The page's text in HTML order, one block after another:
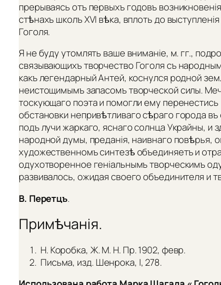
прерываясь отъ первыхъ годовъ
стѣнахъ школъ XVI вѣка, вплоть до
Гоголя.
Я не буду утомлять ваше вниманіе, м. гг.,
связывающихъ творчество Гоголя съ
какъ легендарный Антей, коснулся родной
неистощимымъ запасомъ творческой силы.
тоскующаго поэта и помогли ему
обстановки непривѣтливаго сѣраго города
подъ лучи жаркаго, яснаго солнца Украйны, и
народной думы, преданія, наивнаго повѣрья,
художественномъ синтезѣ объединяетъ и
одухотворенное геніальнымъ творческимъ
развивалось, ожидая своего объединителя и
В. Перетцъ.
Примѣчанія.
Н. Коробка, Ж. М. Н. Пр. 1902, февр.
Письма, изд. Шенрока, I, 278.